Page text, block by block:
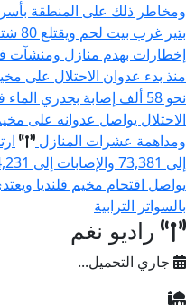
ومخاطر ذلك على المنطقة
بتير غرب بيت لحم ويقتلع 80 شتلة زيتون ولوزيات
إخطارات بهدم منازل
منذ بدء عدوان الاحتلال على
نحو 58 ألف إصابة بجدري الماء في قطاع غزة منذ بداية العام
الاحتلال يواصل عدوانه على
ومداهمة عشرات المنازل
إلى 73,381 والإصابات إلى 174,231 منذ بدء العدوان
يواصل اقتحام مخيم قلنديا
بالسواتر الترابية
راديو نغم
جاري التحميل...